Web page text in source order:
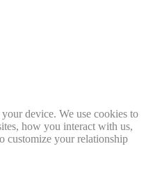
device. We use cookies to
how you interact with us,
customize your relationship